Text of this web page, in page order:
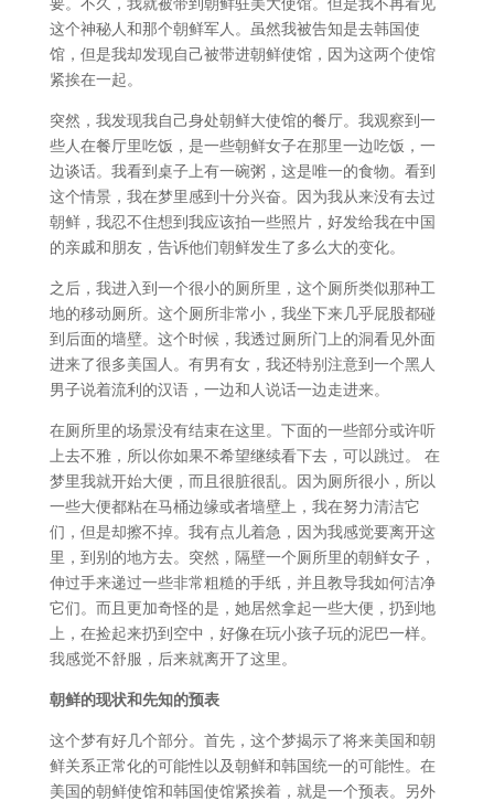
这个神秘人和那个朝鲜军人。虽然我被告知是去韩国使
馆，但是我却发现自己被带进朝鲜使馆，因为这两个使馆
紧挨在一起。
突然，我发现我自己身处朝鲜大使馆的餐厅。我观察到一
些人在餐厅里吃饭，是一些朝鲜女子在那里一边吃饭，一
边谈话。我看到桌子上有一碗粥，这是唯一的食物。看到
这个情景，我在梦里感到十分兴奋。因为我从来没有去过
朝鲜，我忍不住想到我应该拍一些照片，好发给我在中国
的亲戚和朋友，告诉他们朝鲜发生了多么大的变化。
之后，我进入到一个很小的厕所里，这个厕所类似那种工
地的移动厕所。这个厕所非常小，我坐下来几乎屁股都碰
到后面的墙壁。这个时候，我透过厕所门上的洞看见外面
进来了很多美国人。有男有女，我还特别注意到一个黑人
男子说着流利的汉语，一边和人说话一边走进来。
在厕所里的场景没有结束在这里。下面的一些部分或许听
上去不雅，所以你如果不希望继续看下去，可以跳过。 在
梦里我就开始大便，而且很脏很乱。因为厕所很小，所以
一些大便都粘在马桶边缘或者墙壁上，我在努力清洁它
们，但是却擦不掉。我有点儿着急，因为我感觉要离开这
里，到别的地方去。突然，隔壁一个厕所里的朝鲜女子，
伸过手来递过一些非常粗糙的手纸，并且教导我如何洁净
它们。而且更加奇怪的是，她居然拿起一些大便，扔到地
上，在捡起来扔到空中，好像在玩小孩子玩的泥巴一样。
我感觉不舒服，后来就离开了这里。
朝鲜的现状和先知的预表
这个梦有好几个部分。首先，这个梦揭示了将来美国和朝
鲜关系正常化的可能性以及朝鲜和韩国统一的可能性。在
美国的朝鲜使馆和韩国使馆紧挨着，就是一个预表。另外